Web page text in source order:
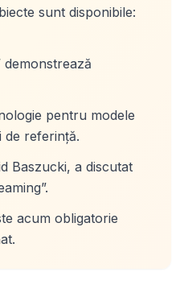
sunt disponibile:
demonstrează
pentru modele
de referință.
Baszucki, a discutat
acum obligatorie